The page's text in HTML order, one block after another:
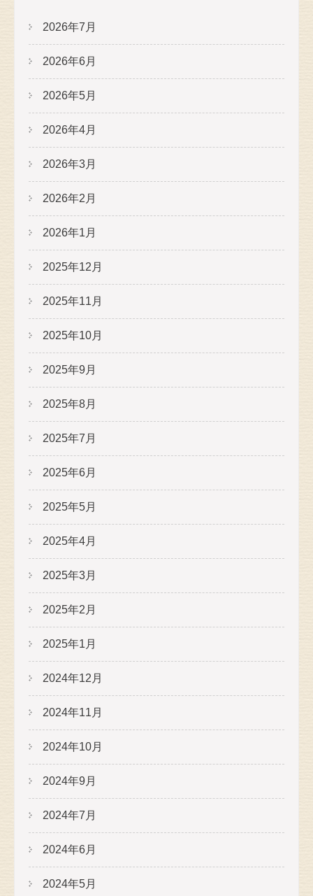
2026年7月
2026年6月
2026年5月
2026年4月
2026年3月
2026年2月
2026年1月
2025年12月
2025年11月
2025年10月
2025年9月
2025年8月
2025年7月
2025年6月
2025年5月
2025年4月
2025年3月
2025年2月
2025年1月
2024年12月
2024年11月
2024年10月
2024年9月
2024年7月
2024年6月
2024年5月